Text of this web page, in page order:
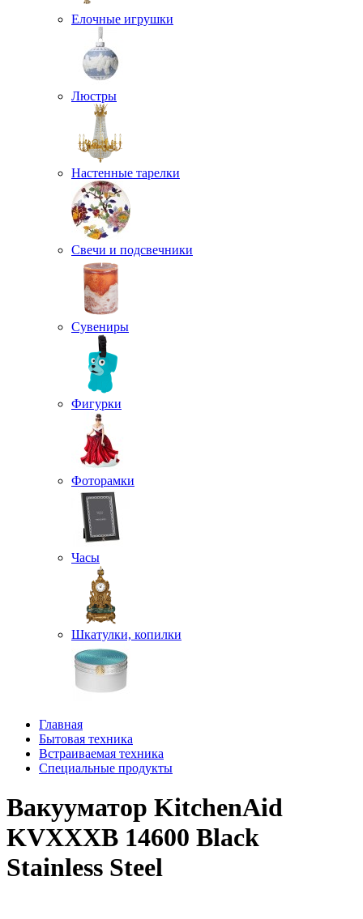
Елочные игрушки
Люстры
Настенные тарелки
Свечи и подсвечники
Сувениры
Фигурки
Фоторамки
Часы
Шкатулки, копилки
Главная
Бытовая техника
Встраиваемая техника
Специальные продукты
Вакууматор KitchenAid
KVXXXB 14600 Black
Stainless Steel